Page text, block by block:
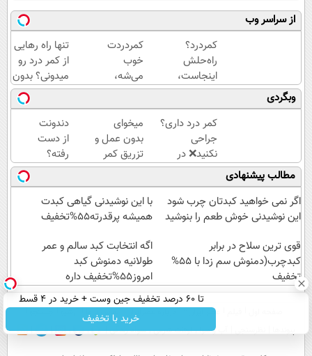
از سراسر وب
کمردرد؟
راه‌حلش
اینجاست،
نه توی
داروخونه
کمردردت
خوب
می‌شه،
اگر این
پرسشنامه
رو پر
کنی!!
تنها راه رهایی
از کمر درد رو
میدونی؟ بدون
نیاز به دارو!
(◂پرسش‌نامه)
وبگردی
کمر درد داری؟
جراحی
نکنید❌ در
منزل درمانش
کن
(◂پرسش‌نامه)
میخوای
بدون عمل و
تزریق کمر
دردت خوب
شه؟
◂پرسش‌نامه
رو پرکن
دندونت
از دست
رفته؟
وقت
ایمپلنت
دیجیتاله
مطالب پیشنهادی
اگر نمی خواهید کبدتان چرب شود
این نوشیدنی خوش طعم را بنوشید
با این نوشیدنی گیاهی کبدت
همیشه پرقدرته55%تخفیف
قوی ترین سلاح در برابر
کبدچرب(دمنوش سم زدا با 55%
تخفیف
اگه انتخابت کبد سالم و عمر
طولانیه دمنوش کبد
امروز55%تخفیف داره
تا 60 درصد تخفیف جین وست + خرید در 4 قسط
خرید با تخفیف
عصر ایران۲ درباره عصرایران تماس با ما
آب و هوا اوقات شرعی سواد زندگی